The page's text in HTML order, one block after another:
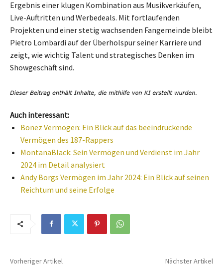
Ergebnis einer klugen Kombination aus Musikverkäufen,
Live-Auftritten und Werbedeals. Mit fortlaufenden
Projekten und einer stetig wachsenden Fangemeinde bleibt
Pietro Lombardi auf der Überholspur seiner Karriere und
zeigt, wie wichtig Talent und strategisches Denken im
Showgeschäft sind.
Auch interessant:
Bonez Vermögen: Ein Blick auf das beeindruckende
Vermögen des 187-Rappers
MontanaBlack: Sein Vermögen und Verdienst im Jahr
2024 im Detail analysiert
Andy Borgs Vermögen im Jahr 2024: Ein Blick auf seinen
Reichtum und seine Erfolge
Vorheriger Artikel Nächster Artikel